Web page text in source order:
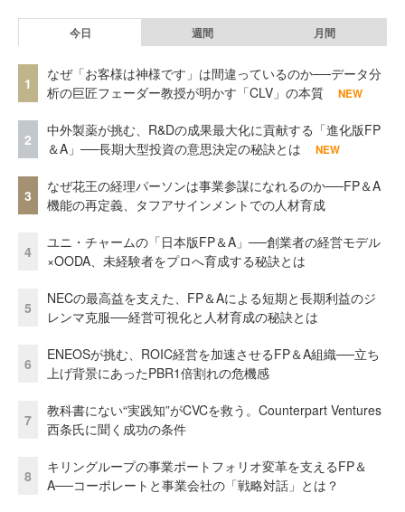
今日 週間 月間
1
なぜ「お客様は神様です」は間違っているのか──データ分
析の巨匠フェーダー教授が明かす「CLV」の本質
NEW
2
中外製薬が挑む、R&Dの成果最大化に貢献する「進化版FP
＆A」──長期大型投資の意思決定の秘訣とは
NEW
3
なぜ花王の経理パーソンは事業参謀になれるのか──FP＆A
機能の再定義、タフアサインメントでの人材育成
4
ユニ・チャームの「日本版FP＆A」──創業者の経営モデル
×OODA、未経験者をプロへ育成する秘訣とは
5
NECの最高益を支えた、FP＆Aによる短期と長期利益のジ
レンマ克服──経営可視化と人材育成の秘訣とは
6
ENEOSが挑む、ROIC経営を加速させるFP＆A組織──立ち
上げ背景にあったPBR1倍割れの危機感
7
教科書にない“実践知”がCVCを救う。Counterpart Ventures
西条氏に聞く成功の条件
8
キリングループの事業ポートフォリオ変革を支えるFP＆
A──コーポレートと事業会社の「戦略対話」とは？